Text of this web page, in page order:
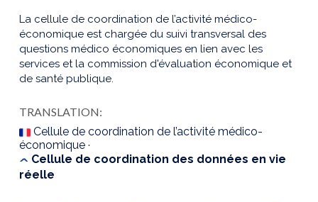
La cellule de coordination de l’activité médico-
économique est chargée du suivi transversal des
questions médico économiques en lien avec les
services et la commission d'évaluation économique et
de santé publique.
TRANSLATION:
Cellule de coordination de l’activité médico-
économique ·
Cellule de coordination des données en vie
réelle